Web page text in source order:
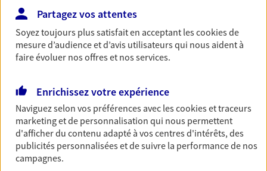
vous-même et votre famille.
Accompagner vos projets de
Achat immobilier, installation, départ à la retraite…
Autant de moments de vie qui nécessitent des solutions
d'assurance et d'épargne. Recevez un conseil d'expert
cohérent avec vos besoins
Partagez vos attentes
Soyez toujours plus satisfait en acceptant lescookiesde
mesure d’audience et d’avis utilisateurs qui nous aident à
faire évoluer nos offres et nos services.
Enrichissez votre expérience
Naviguez selon vos préférences avec lescookies et traceurs
marketing et de personnalisation qui nous permettent
d'afficher du contenu adapté à vos centres d'intérêts, des
publicités personnalisées et de suivre la performance de nos
campagnes.